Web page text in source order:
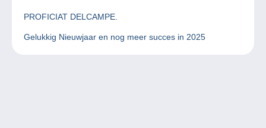
PROFICIAT DELCAMPE.
Gelukkig Nieuwjaar en nog meer succes in 2025